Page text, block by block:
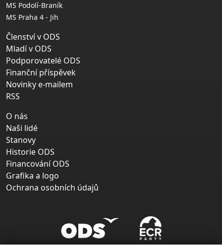
MS Podolí-Braník
MS Praha 4 - Jih
Členství v ODS
Mladí v ODS
Podporovatelé ODS
Finanční příspěvek
Novinky e-mailem
RSS
O nás
Naši lidé
Stanovy
Historie ODS
Financování ODS
Grafika a logo
Ochrana osobních údajů